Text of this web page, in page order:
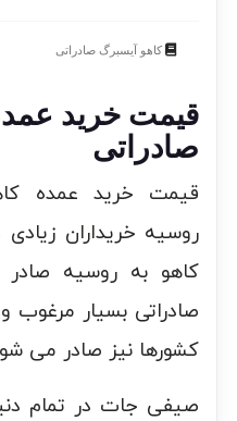
کاهو آیسبرگ صادراتی
قیمت خرید
صادراتی
قیمت خرید عمده
روسیه خریداران
کاهو به روسیه
صادراتی بسیار مرغوب
کشورها نیز صادر می
صیفی جات در تمام